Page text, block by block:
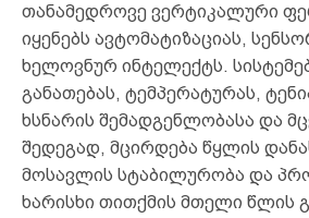
თანამედროვე ვერტიკალური
იყენებს ავტომატიზაციას,
ხელოვნურ ინტელექტს.
განათებას, ტემპერატურას,
ხსნარის შემადგენლობასა და
შედეგად, მცირდება წყლის
მოსავლის სტაბილურობა და
ხარისხი თითქმის მთელი წლის